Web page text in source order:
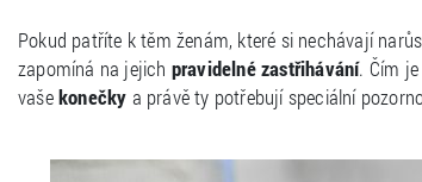
Pokud patříte k těm ženám, které si nechávají
zapomíná na jejich pravidelné zastřihávání. Čím
vašekonečky a právě ty potřebují speciální